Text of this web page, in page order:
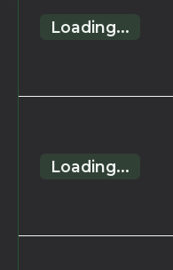
Loading...
Loading...